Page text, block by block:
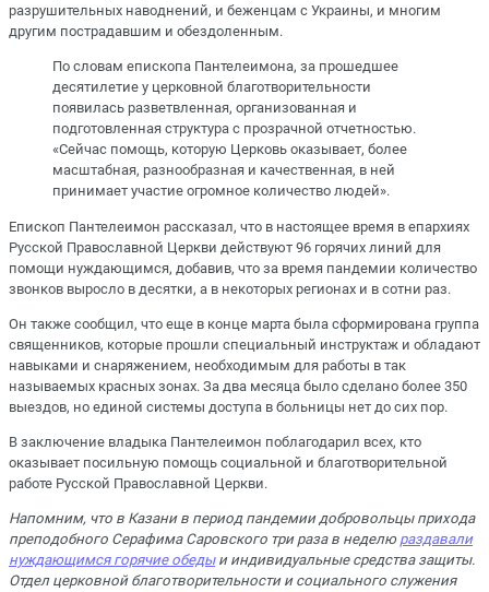
разрушительных наводнений, и беженцам с Украины, и многим
другим пострадавшим и обездоленным.
По словам епископа Пантелеимона, за прошедшее
десятилетие у церковной благотворительности
появилась разветвленная, организованная и
подготовленная структура с прозрачной отчетностью.
«Сейчас помощь, которую Церковь оказывает, более
масштабная, разнообразная и качественная, в ней
принимает участие огромное количество людей».
Епископ Пантелеимон рассказал, что в настоящее время в епархиях
Русской Православной Церкви действуют 96 горячих линий для
помощи нуждающимся, добавив, что за время пандемии количество
звонков выросло в десятки, а в некоторых регионах и в сотни раз.
Он также сообщил, что еще в конце марта была сформирована группа
священников, которые прошли специальный инструктаж и обладают
навыками и снаряжением, необходимым для работы в так
называемых красных зонах. За два месяца было сделано более 350
выездов, но единой системы доступа в больницы нет до сих пор.
В заключение владыка Пантелеимон поблагодарил всех, кто
оказывает посильную помощь социальной и благотворительной
работе Русской Православной Церкви.
Напомним, что в Казани в период пандемии добровольцы прихода
преподобного Серафима Саровского три раза в неделю раздавали
нуждающимся горячие обедыи индивидуальные средства защиты.
Отдел церковной благотворительности и социального служения